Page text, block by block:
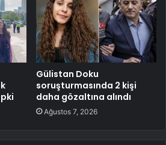
Gülistan Doku
soruşturmasında 2 kişi
daha gözaltına alındı
Ağustos 7, 2026